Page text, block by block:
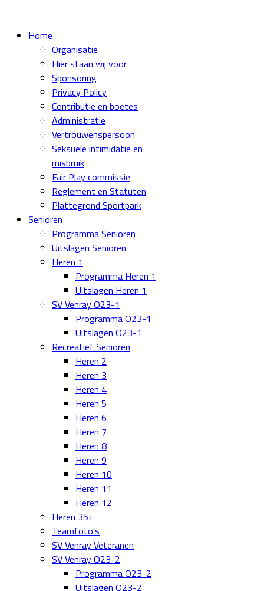
Home
Organisatie
Hier staan wij voor
Sponsoring
Privacy Policy
Contributie en boetes
Administratie
Vertrouwenspersoon
Seksuele intimidatie en
misbruik
Fair Play commissie
Reglement en Statuten
Plattegrond Sportpark
Senioren
Programma Senioren
Uitslagen Senioren
Heren 1
Programma Heren 1
Uitslagen Heren 1
SV Venray O23-1
Programma O23-1
Uitslagen O23-1
Recreatief Senioren
Heren 2
Heren 3
Heren 4
Heren 5
Heren 6
Heren 7
Heren 8
Heren 9
Heren 10
Heren 11
Heren 12
Heren 35+
Teamfoto's
SV Venray Veteranen
SV Venray O23-2
Programma O23-2
Uitslagen O23-2